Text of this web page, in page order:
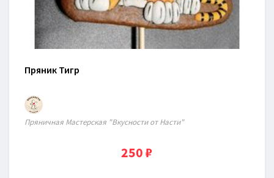
Пряник Тигр
Пряничная Мастерская "Вкусности от Насти"
250 ₽